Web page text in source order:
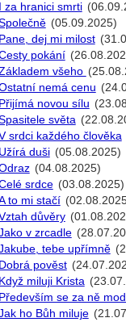
I za hranici smrti
(05.09.2025)
Pane, dej mi milost
pokání
všeho
nemá cenu
Přijímá novou sílu
světa
srdci každého člověka
Užírá duši (05.08.2025)
(04.08.2025)
srdce (03.08.2025)
to mi stačí
důvěry
v zrcadle
tebe upřímně
Dobrá pověst
Když miluji Krista
Především se za ně
ho Bůh miluje